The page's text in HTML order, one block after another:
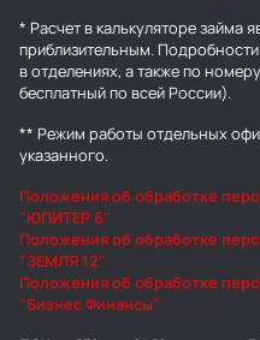
* Расчет в калькуляторе займа
приблизительным.
в отделениях, а также по
бесплатный по всей России).
** Режим работы отдельных
указанного.
Положения об обработке
"ЮПИТЕР 6"
Положения об обработке
"ЗЕМЛЯ 12"
Положения об обработке
"Бизнес Финансы"